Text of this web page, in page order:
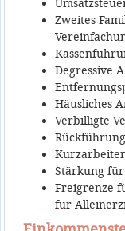
Zweites
Degressive
Häusliches
Verbilligte
Stärkung
Freigrenze
für